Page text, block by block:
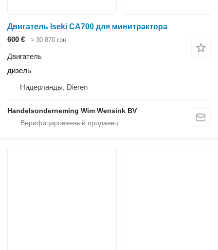
Двигатель Iseki CA700 для минитрактора
600 €
≈ 30 870 грн
Двигатель
дизель
Нидерланды, Dieren
Handelsonderneming Wim Wensink BV